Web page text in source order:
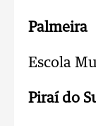
Palmeira
Escola
Piraí do